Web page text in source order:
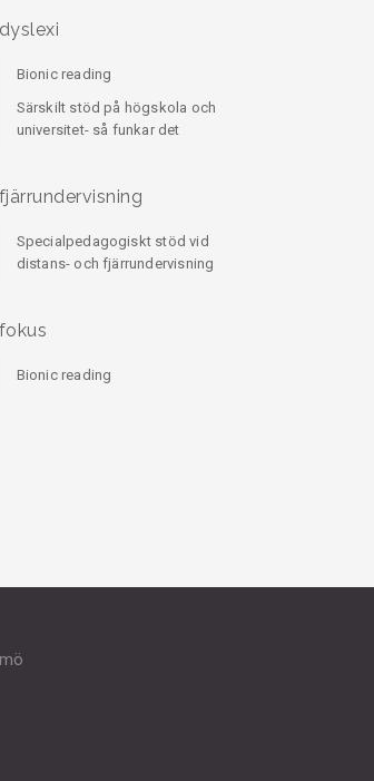
dyslexi
Bionic reading
Särskilt stöd på högskola och
universitet- så funkar det
fjärrundervisning
Specialpedagogiskt stöd vid
distans- och fjärrundervisning
fokus
Bionic reading